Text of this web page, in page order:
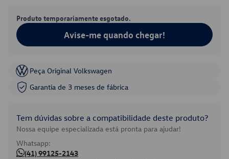
Produto temporariamente esgotado.
Avise-me quando chegar!
Peça Original Volkswagen
Garantia de 3 meses de fábrica
Tem dúvidas sobre a compatibilidade deste produto?
Nossa equipe especializada está pronta para ajudar!
Whatsapp:
(41) 99125-2143